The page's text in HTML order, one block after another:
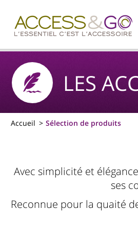
LES
Accueil Sélection de produits
Avec simplicité et
ses
Reconnue pour la quaité